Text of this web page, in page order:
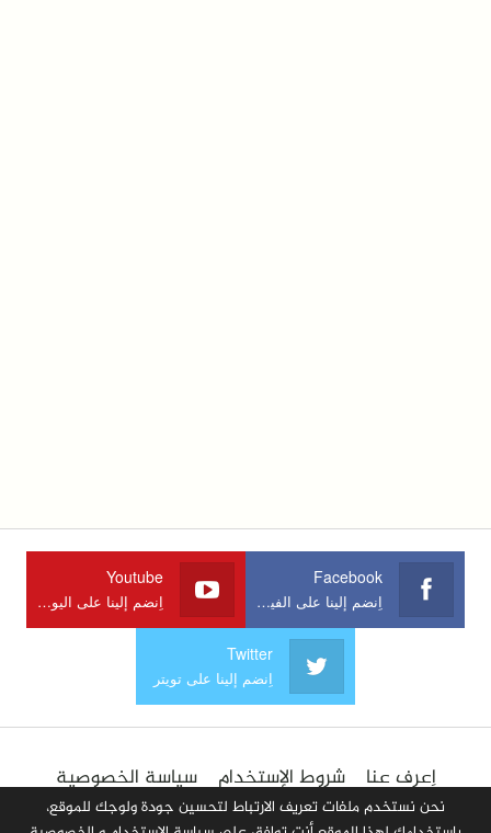
Facebook
اِنضم إلينا على الفيسبوك
Youtube
اِنضم إلينا على اليوتوب
Twitter
اِنضم إلينا على تويتر
اِعرف عنا شروط الإستخدام
سياسة الخصوصية
الإعلان في الموقع
اِتصل بنا أضف مقالا
نحن نستخدم ملفات تعريف الارتباط لتحسين جودة ولوجك للموقع،